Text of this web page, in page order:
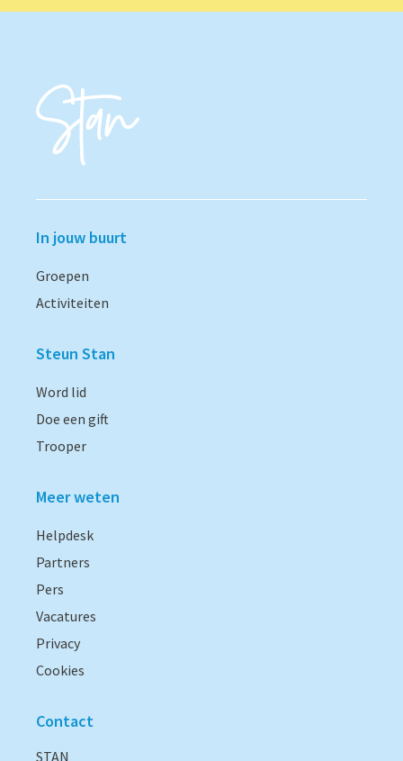
In jouw buurt
Groepen
Activiteiten
Steun Stan
Word lid
Doe een gift
Trooper
Meer weten
Helpdesk
Partners
Pers
Vacatures
Privacy
Cookies
Contact
STAN